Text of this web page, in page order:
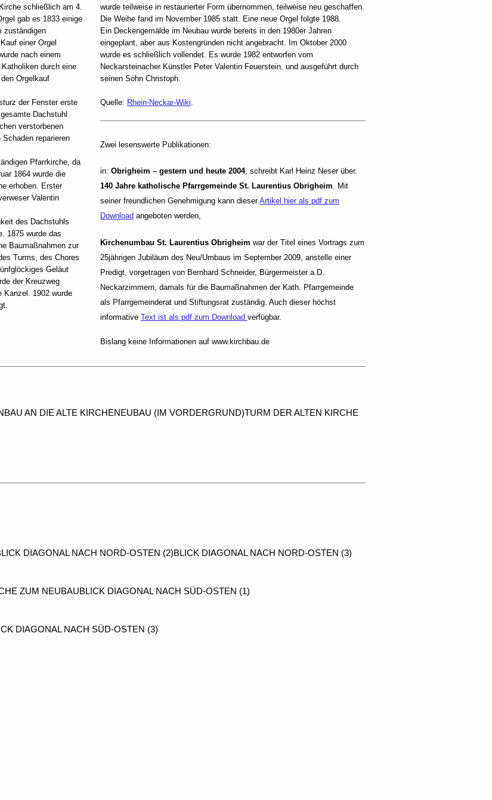
schließlich am 4.
gab es 1833 einige
zuständigen
einer Orgel
nach einem
durch eine
Orgelkauf
der Fenster erste
Dachstuhl
verstorbenen
reparieren
Pfarrkirche, da
1864 wurde die
erhoben. Erster
Valentin
des Dachstuhls
1875 wurde das
Baumaßnahmen zur
Turms, des Chores
Geläut
der Kreuzweg
Kanzel. 1902 wurde
wurde teilweise in restaurierter Form übernommen, teilweise neu geschaffen.
Die Weihe fand im November 1985 statt. Eine neue Orgel folgte 1988.
Ein Deckengemälde im Neubau wurde bereits in den 1980er Jahren
eingeplant, aber aus Kostengründen nicht angebracht. Im Oktober 2000
wurde es schließlich vollendet. Es wurde 1982 entworfen vom
Neckarsteinacher Künstler Peter Valentin Feuerstein, und ausgeführt durch
seinen Sohn Christoph.
Quelle: Rhein-Neckar-Wiki.
Zwei lesenswerte Publikationen:
in: Obrigheim – gestern und heute 2004, schreibt Karl Heinz Neser über.
140 Jahre katholische Pfarrgemeinde St. Laurentius Obrigheim. Mit
seiner freundlichen Genehmigung kann dieserArtikel hier als pdf zum
Download angeboten werden,
Kirchenumbau St. Laurentius Obrigheim war der Titel eines Vortrags zum
25jährigen Jubiläum des Neu/Umbaus im September 2009, anstelle einer
Predigt, vorgetragen von Bernhard Schneider, Bürgermeister a.D.
Neckarzimmern, damals für die Baumaßnahmen der Kath. Pfarrgemeinde
als Pfarrgemeinderat und Stiftungsrat zuständig. Auch dieser höchst
informative Text ist als pdf zum Download verfügbar.
Bislang keine Informationen auf www.kirchbau.de
AN DIE ALTE KIRCHENEUBAU (IM VORDERGRUND)TURM DER ALTEN KIRCHE
DIAGONAL NACH NORD-OSTEN (2)BLICK DIAGONAL NACH NORD-OSTEN (3)
ZUM NEUBAUBLICK DIAGONAL NACH SÜD-OSTEN (1)
DIAGONAL NACH SÜD-OSTEN (3)